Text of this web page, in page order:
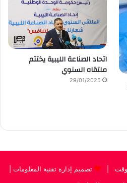
اتحاد الصناعة الليبية يختتم
ملتقاه السنوي
29/01/2025
تصميم إدارة تقنية المعلومات